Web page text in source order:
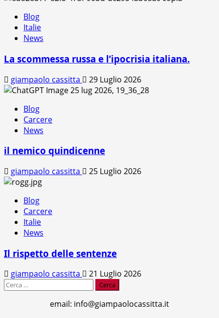
Blog
Italie
News
La scommessa russa e l’ipocrisia italiana.
giampaolo cassitta 29 Luglio 2026
Blog
Carcere
News
il nemico quindicenne
giampaolo cassitta 25 Luglio 2026
Blog
Carcere
Italie
News
Il rispetto delle sentenze
giampaolo cassitta
21 Luglio 2026
Ricerca
email: info@giampaolocassitta.it